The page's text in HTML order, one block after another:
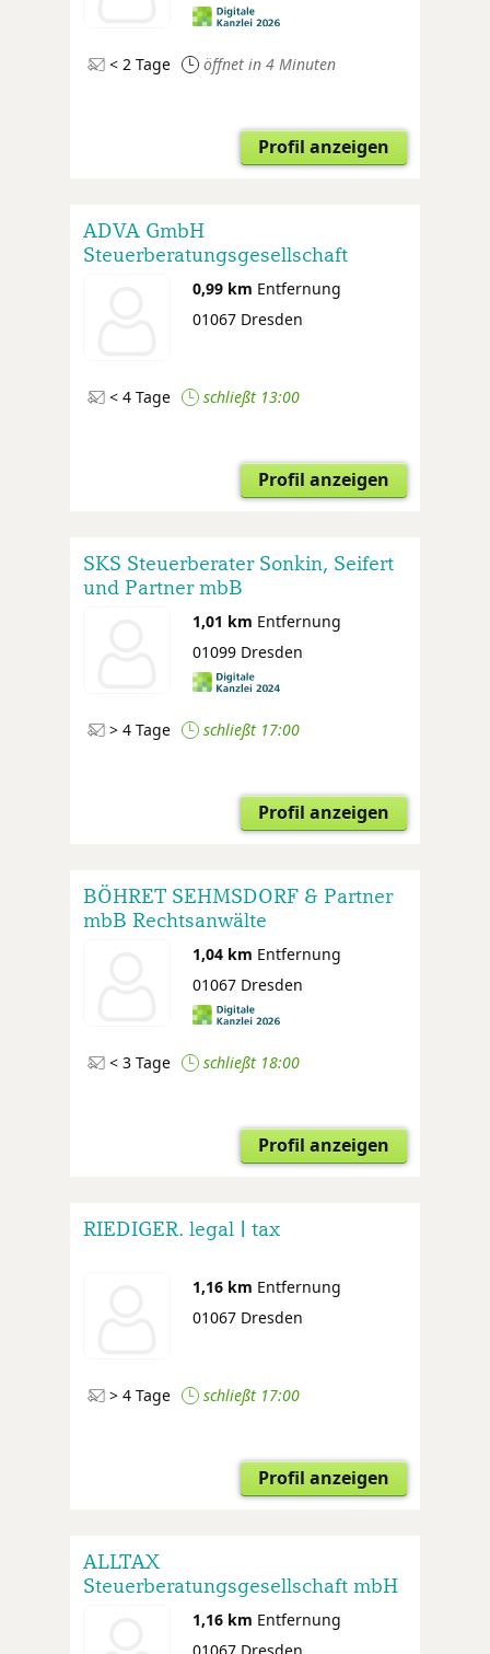
< 2 Tage öffnet in 4 Minuten
Profil anzeigen
ADVA GmbH
Steuerberatungsgesellschaft
0,99 km Entfernung
01067 Dresden
< 4 Tage schließt 13:00
Profil anzeigen
SKS Steuerberater Sonkin, Seifert
und Partner mbB
1,01 km Entfernung
01099 Dresden
> 4 Tage schließt 17:00
Profil anzeigen
BÖHRET SEHMSDORF & Partner
mbB Rechtsanwälte
Wirtschaftsprüfer Steuerberater
1,04 km Entfernung
01067 Dresden
< 3 Tage schließt 18:00
Profil anzeigen
RIEDIGER. legal | tax
1,16 km Entfernung
01067 Dresden
> 4 Tage schließt 17:00
Profil anzeigen
ALLTAX
Steuerberatungsgesellschaft mbH
1,16 km Entfernung